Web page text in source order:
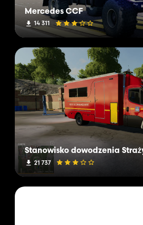
Mercedes CCF
14 311
21 737